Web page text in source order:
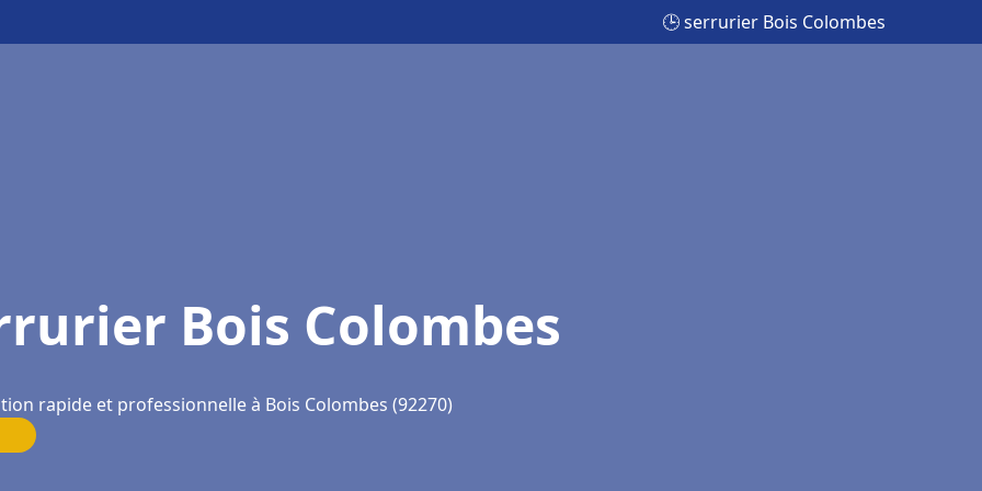
🕒 serrurier Bois Colombes
Bois Colombes
rapide et professionnelle à Bois Colombes (92270)